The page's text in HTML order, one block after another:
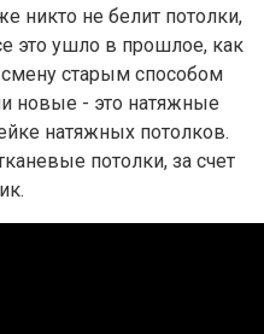
никто не белит потолки,
это ушло в прошлое, как
старым способом
новые - это натяжные
натяжных потолков.
потолки, за счет